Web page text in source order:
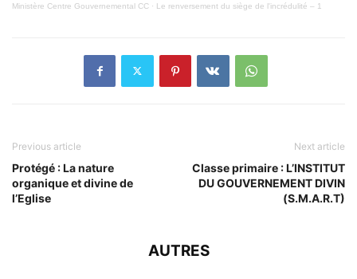
Ministère Centre Gouvernemental CC · Le renversement du siège de l'incrédulité – 1
Previous article
Protégé : La nature
organique et divine de
l’Eglise
Next article
Classe primaire : L’INSTITUT
DU GOUVERNEMENT DIVIN
(S.M.A.R.T)
AUTRES